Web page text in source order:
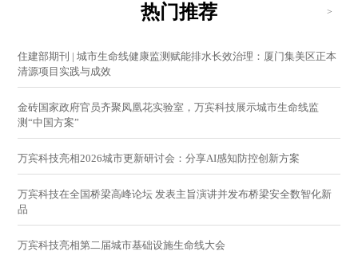
热门推荐 >
住建部期刊 | 城市生命线健康监测赋能排水长效治理：厦门集美区正本
清源项目实践与成效
金砖国家政府官员齐聚凤凰花实验室，万宾科技展示城市生命线监
测“中国方案”
万宾科技亮相2026城市更新研讨会：分享AI感知防控创新方案
万宾科技在全国桥梁高峰论坛 发表主旨演讲并发布桥梁安全数智化新
品
万宾科技亮相第二届城市基础设施生命线大会